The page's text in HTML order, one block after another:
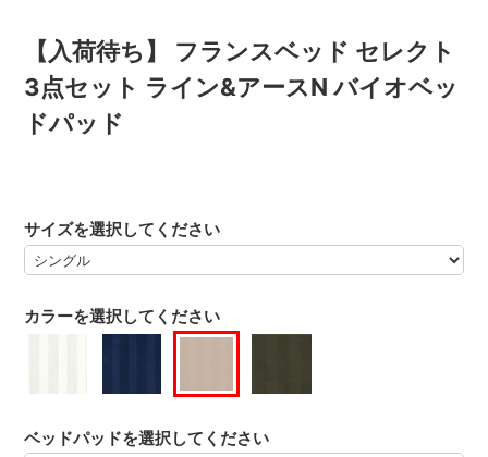
【入荷待ち】 フランスベッド セレクト
3点セット ライン&アースN バイオベッ
ドパッド
カラーを選択してください
サイズを選択してください
ベッドパッドを選択してください